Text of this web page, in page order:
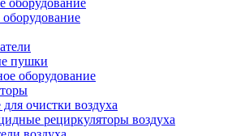
оборудование
пушки
оборудование
очистки воздуха
рециркуляторы воздуха